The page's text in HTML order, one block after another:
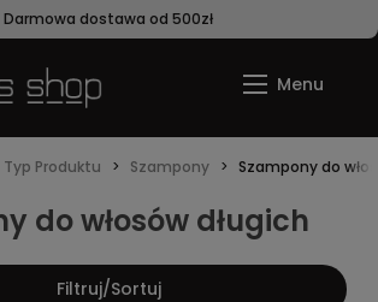
Darmowa dostawa od 500zł
Typ Produktu Szampony Szampony do
do włosów długich
Filtruj/Sortuj